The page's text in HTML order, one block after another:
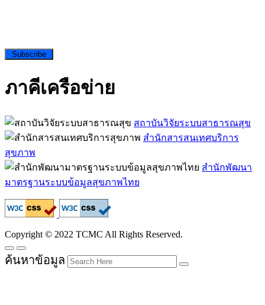
Subscribe
ภาคีเครือข่าย
สถาบันวิจัยระบบสาธารณสุข
สำนักสารสนเทศบริการ
สุขภาพ
สำนักพัฒนา
มาตรฐานระบบข้อมูลสุขภาพไทย
Copyright © 2022 TCMC All Rights Reserved.
ค้นหาข้อมูล